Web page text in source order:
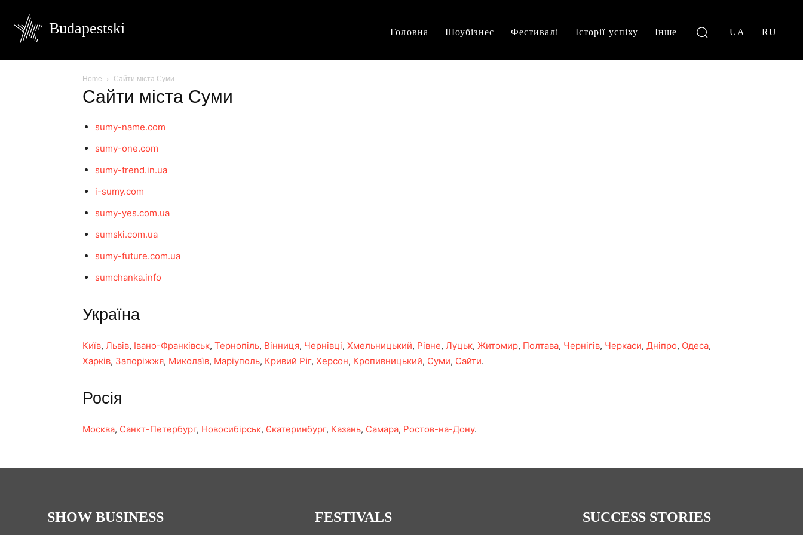
Budapestski Головна Шоубізнес Фестивалі Історії успіху Інше UA RU
Home Сайти міста Суми
Сайти міста Суми
sumy-name.com
sumy-one.com
sumy-trend.in.ua
i-sumy.com
sumy-yes.com.ua
sumski.com.ua
sumy-future.com.ua
sumchanka.info
Україна
Київ, Львів, Івано-Франківськ, Тернопіль, Вінниця, Чернівці, Хмельницький, Рівне, Луцьк, Житомир, Полтава, Чернігів, Черкаси, Дніпро, Одеса,
Харків, Запоріжжя, Миколаїв, Маріуполь, Кривий Ріг, Херсон, Кропивницький, Суми, Сайти.
Росія
Москва, Санкт-Петербург, Новосибірськ, Єкатеринбург, Казань, Самара, Ростов-на-Дону.
SHOW BUSINESS FESTIVALS SUCCESS STORIES